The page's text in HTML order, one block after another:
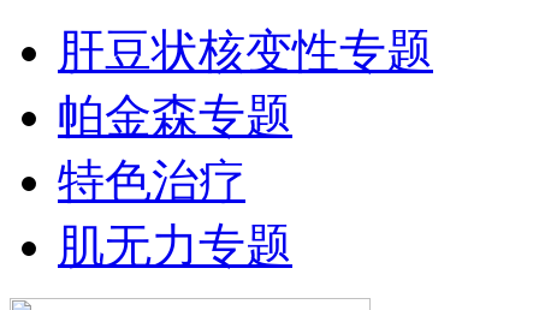
肝豆状核变性专题
帕金森专题
特色治疗
肌无力专题